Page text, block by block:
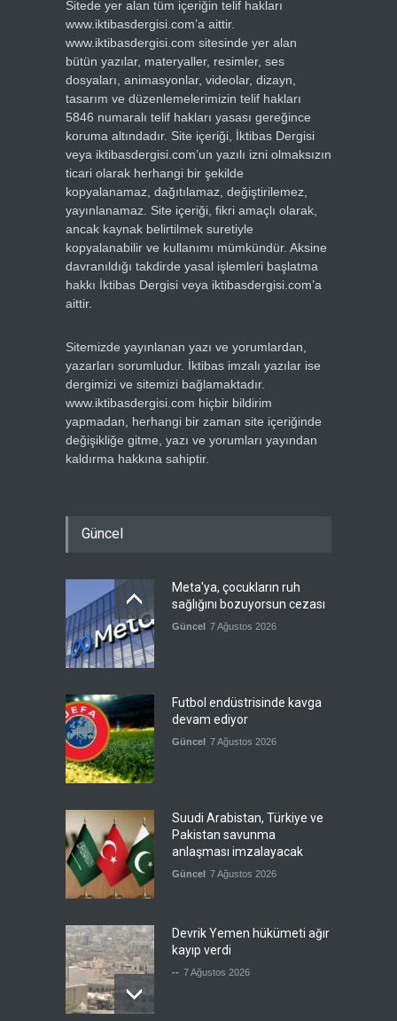
Sitede yer alan tüm içeriğin telif hakları
www.iktibasdergisi.com’a aittir.
www.iktibasdergisi.com sitesinde yer alan
bütün yazılar, materyaller, resimler, ses
dosyaları, animasyonlar, videolar, dizayn,
tasarım ve düzenlemelerimizin telif hakları
5846 numaralı telif hakları yasası gereğince
koruma altındadır. Site içeriği, İktibas Dergisi
veya iktibasdergisi.com’un yazılı izni olmaksızın
ticari olarak herhangi bir şekilde
kopyalanamaz, dağıtılamaz, değiştirilemez,
yayınlanamaz. Site içeriği, fikri amaçlı olarak,
ancak kaynak belirtilmek suretiyle
kopyalanabilir ve kullanımı mümkündür. Aksine
davranıldığı takdirde yasal işlemleri başlatma
hakkı İktibas Dergisi veya iktibasdergisi.com’a
aittir.
Sitemizde yayınlanan yazı ve yorumlardan,
yazarları sorumludur. İktibas imzalı yazılar ise
dergimizi ve sitemizi bağlamaktadır.
www.iktibasdergisi.com hiçbir bildirim
yapmadan, herhangi bir zaman site içeriğinde
değişikliğe gitme, yazı ve yorumları yayından
kaldırma hakkına sahiptir.
Güncel
Meta'ya, çocukların ruh
sağlığını bozuyorsun cezası
Güncel 7 Ağustos 2026
Futbol endüstrisinde kavga
devam ediyor
Güncel 7 Ağustos 2026
Suudi Arabistan, Türkiye ve
Pakistan savunma
anlaşması imzalayacak
Güncel 7 Ağustos 2026
Devrik Yemen hükümeti ağır
kayıp verdi
-- 7 Ağustos 2026